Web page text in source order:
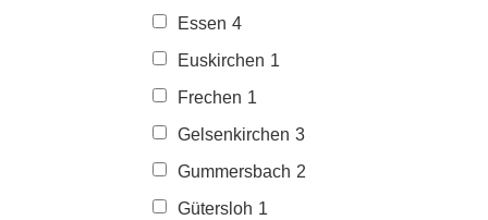
Essen 4
Euskirchen 1
Frechen 1
Gelsenkirchen 3
Gummersbach 2
Gütersloh 1